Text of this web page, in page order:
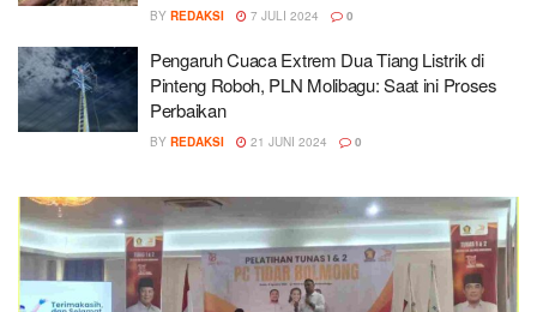
BY REDAKSI 7 JULI 2024 0
Pengaruh Cuaca Extrem Dua Tiang Listrik di
Pinteng Roboh, PLN Molibagu: Saat ini Proses
Perbaikan
BY REDAKSI 21 JUNI 2024 0